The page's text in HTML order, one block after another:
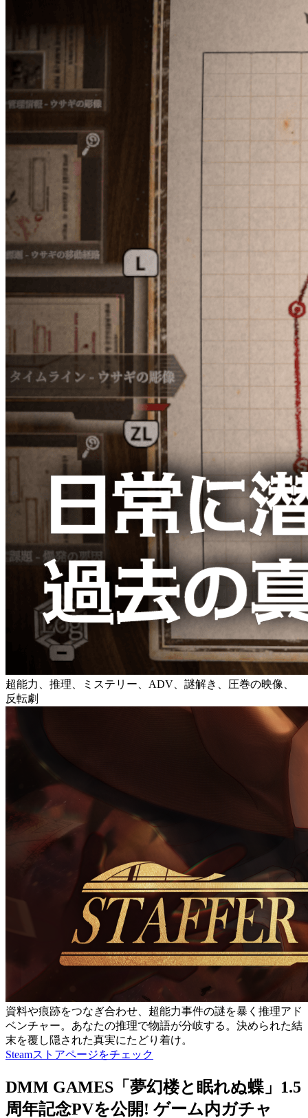
超能力、推理、ミステリー、ADV、謎解き、圧巻の映像、
反転劇
資料や痕跡をつなぎ合わせ、超能力事件の謎を暴く推理アド
ベンチャー。あなたの推理で物語が分岐する。決められた結
末を覆し隠された真実にたどり着け。
Steamストアページをチェック
DMM GAMES「夢幻楼と眠れぬ蝶」1.5
周年記念PVを公開! ゲーム内ガチャ